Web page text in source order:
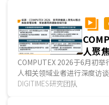
内大脑层因CUDA生态护城河
技术的芯片业者、纳入HSB
NVIDIA生态系中的小脑层与
人聚
构、
升级
COMPUTEX 2026于6月初
人相关领域业者进行深度访
COMPUTEX展示重点聚焦
DIGITIMES研究团队